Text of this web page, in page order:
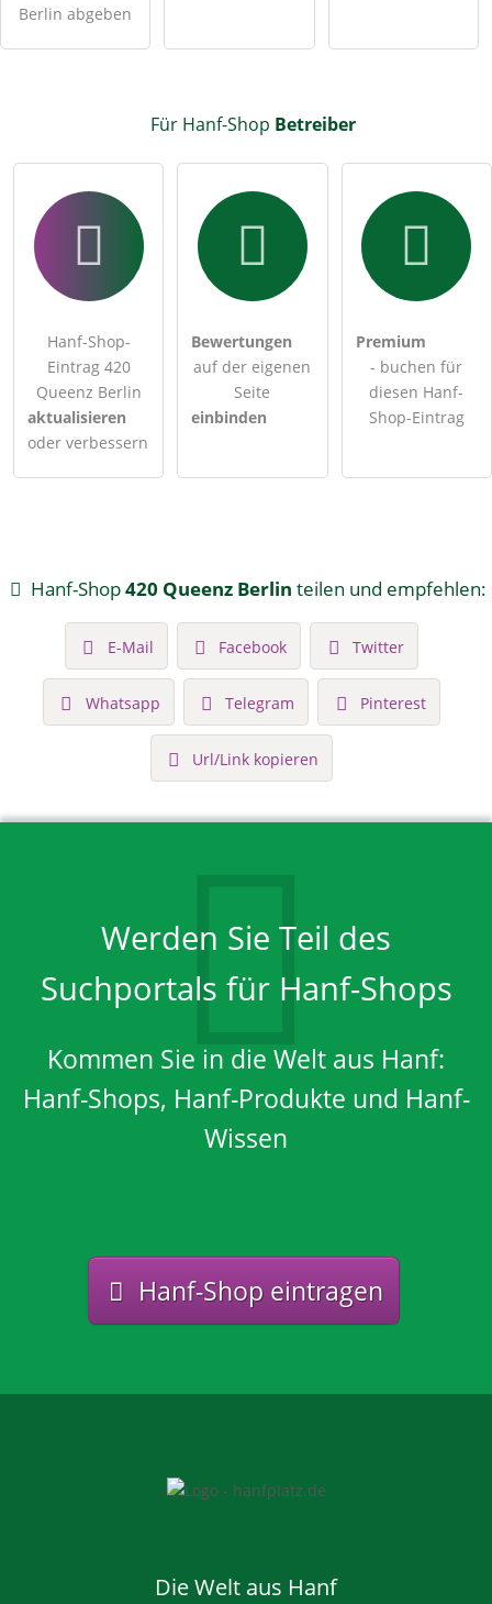
Berlin abgeben
Für Hanf-Shop Betreiber
Hanf-Shop-
Eintrag 420
Queenz Berlin
aktualisieren
oder verbessern
Bewertungen
auf der eigenen
Seite
einbinden
Premium
- buchen für
diesen Hanf-
Shop-Eintrag
Hanf-Shop420 Queenz Berlin teilen und empfehlen:
E-Mail Facebook Twitter
Whatsapp Telegram Pinterest
Url/Link kopieren
Werden Sie Teil des
Suchportals für Hanf-Shops
Kommen Sie in die Welt aus Hanf:
Hanf-Shops, Hanf-Produkte und Hanf-
Wissen
Hanf-Shop eintragen
Die Welt aus Hanf